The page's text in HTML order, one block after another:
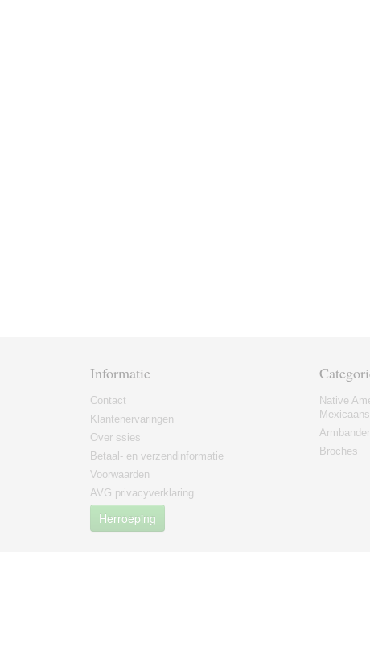
Informatie
Contact
Klantenervaringen
Over ssies
Betaal- en verzendinformatie
Voorwaarden
AVG privacyverklaring
Herroeping
Native
Mexicaans
Broches